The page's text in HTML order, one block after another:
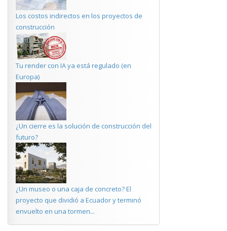
Los costos indirectos en los proyectos de
construcción
Tu render con IA ya está regulado (en
Europa)
¿Un cierre es la solución de construcción del
futuro?
¿Un museo o una caja de concreto? El
proyecto que dividió a Ecuador y terminó
envuelto en una tormen...